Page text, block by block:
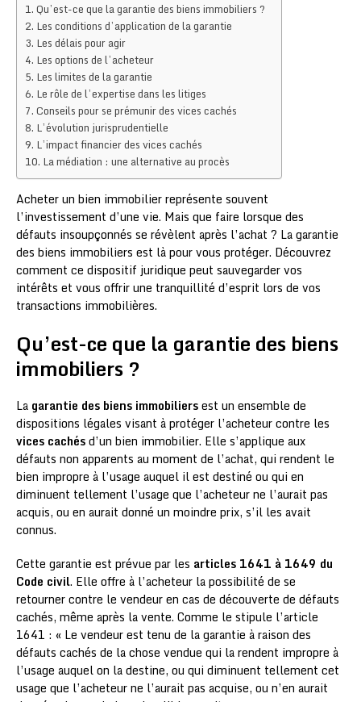
Qu’est-ce que la garantie des biens immobiliers ?
Les conditions d’application de la garantie
Les délais pour agir
Les options de l’acheteur
Les limites de la garantie
Le rôle de l’expertise dans les litiges
Conseils pour se prémunir des vices cachés
L’évolution jurisprudentielle
L’impact financier des vices cachés
La médiation : une alternative au procès
Acheter un bien immobilier représente souvent
l’investissement d’une vie. Mais que faire lorsque des
défauts insoupçonnés se révèlent après l’achat ? La garantie
des biens immobiliers est là pour vous protéger. Découvrez
comment ce dispositif juridique peut sauvegarder vos
intérêts et vous offrir une tranquillité d’esprit lors de vos
transactions immobilières.
Qu’est-ce que la garantie des biens
immobiliers ?
La garantie des biens immobiliersest un ensemble de
dispositions légales visant à protéger l’acheteur contre les
vices cachésd’un bien immobilier. Elle s’applique aux
défauts non apparents au moment de l’achat, qui rendent le
bien impropre à l’usage auquel il est destiné ou qui en
diminuent tellement l’usage que l’acheteur ne l’aurait pas
acquis, ou en aurait donné un moindre prix, s’il les avait
connus.
Cette garantie est prévue par les articles 1641 à 1649 du
Code civil. Elle offre à l’acheteur la possibilité de se
retourner contre le vendeur en cas de découverte de défauts
cachés, même après la vente. Comme le stipule l’article
1641 : « Le vendeur est tenu de la garantie à raison des
défauts cachés de la chose vendue qui la rendent impropre à
l’usage auquel on la destine, ou qui diminuent tellement cet
usage que l’acheteur ne l’aurait pas acquise, ou n’en aurait